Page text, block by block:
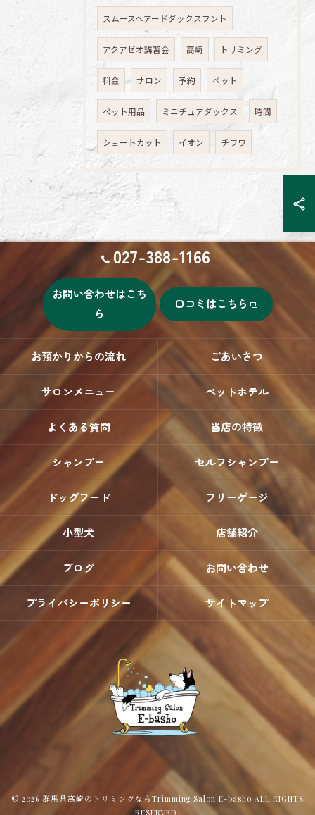
スムースヘアードダックスフント
アクアゼオ講習会 高崎 トリミング
料金 サロン 予約 ペット
ペット用品 ミニチュアダックス 時間
ショートカット イオン チワワ
027-388-1166
お問い合わせはこち
ら
口コミはこちら
お預かりからの流れ ごあいさつ
サロンメニュー ペットホテル
よくある質問 当店の特徴
シャンプー セルフシャンプー
ドッグフード フリーゲージ
小型犬 店舗紹介
ブログ お問い合わせ
プライバシーポリシー サイトマップ
© 2026 群馬県高崎のトリミングならTrimming Salon E-basho ALL RIGHTS
RESERVED.